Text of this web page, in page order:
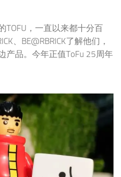
TOFU，一直以来都十分百
、BE@RBRICK了解他们，
产品。今年正值ToFu 25周年